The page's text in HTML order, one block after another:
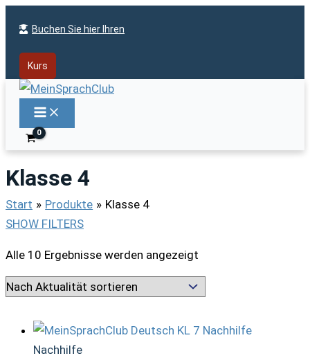
Inhalt
springen
Buchen Sie hier Ihren
Kurs
Klasse 4
Start Produkte
Klasse 4
SHOW FILTERS
Alle 10 Ergebnisse werden angezeigt
Aktualität
sortiert
Nachhilfe